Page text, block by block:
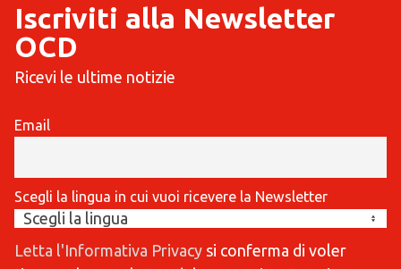
Iscriviti alla Newsletter
OCD
Ricevi le ultime notizie
Email
Scegli la lingua in cui vuoi ricevere la Newsletter
Letta l'Informativa Privacy si conferma di voler